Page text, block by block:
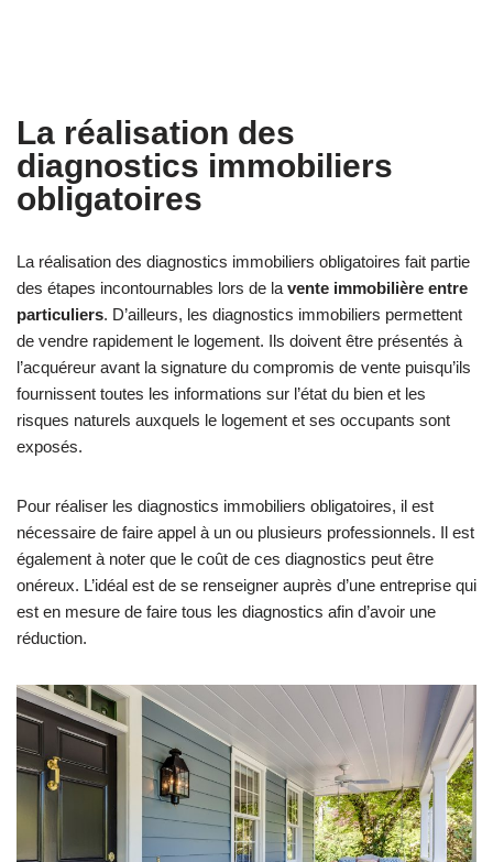
La réalisation des
diagnostics immobiliers
obligatoires
La réalisation des diagnostics immobiliers obligatoires fait partie
des étapes incontournables lors de la vente immobilière entre
particuliers. D’ailleurs, les diagnostics immobiliers permettent
de vendre rapidement le logement. Ils doivent être présentés à
l’acquéreur avant la signature du compromis de vente puisqu’ils
fournissent toutes les informations sur l’état du bien et les
risques naturels auxquels le logement et ses occupants sont
exposés.
Pour réaliser les diagnostics immobiliers obligatoires, il est
nécessaire de faire appel à un ou plusieurs professionnels. Il est
également à noter que le coût de ces diagnostics peut être
onéreux. L’idéal est de se renseigner auprès d’une entreprise qui
est en mesure de faire tous les diagnostics afin d’avoir une
réduction.